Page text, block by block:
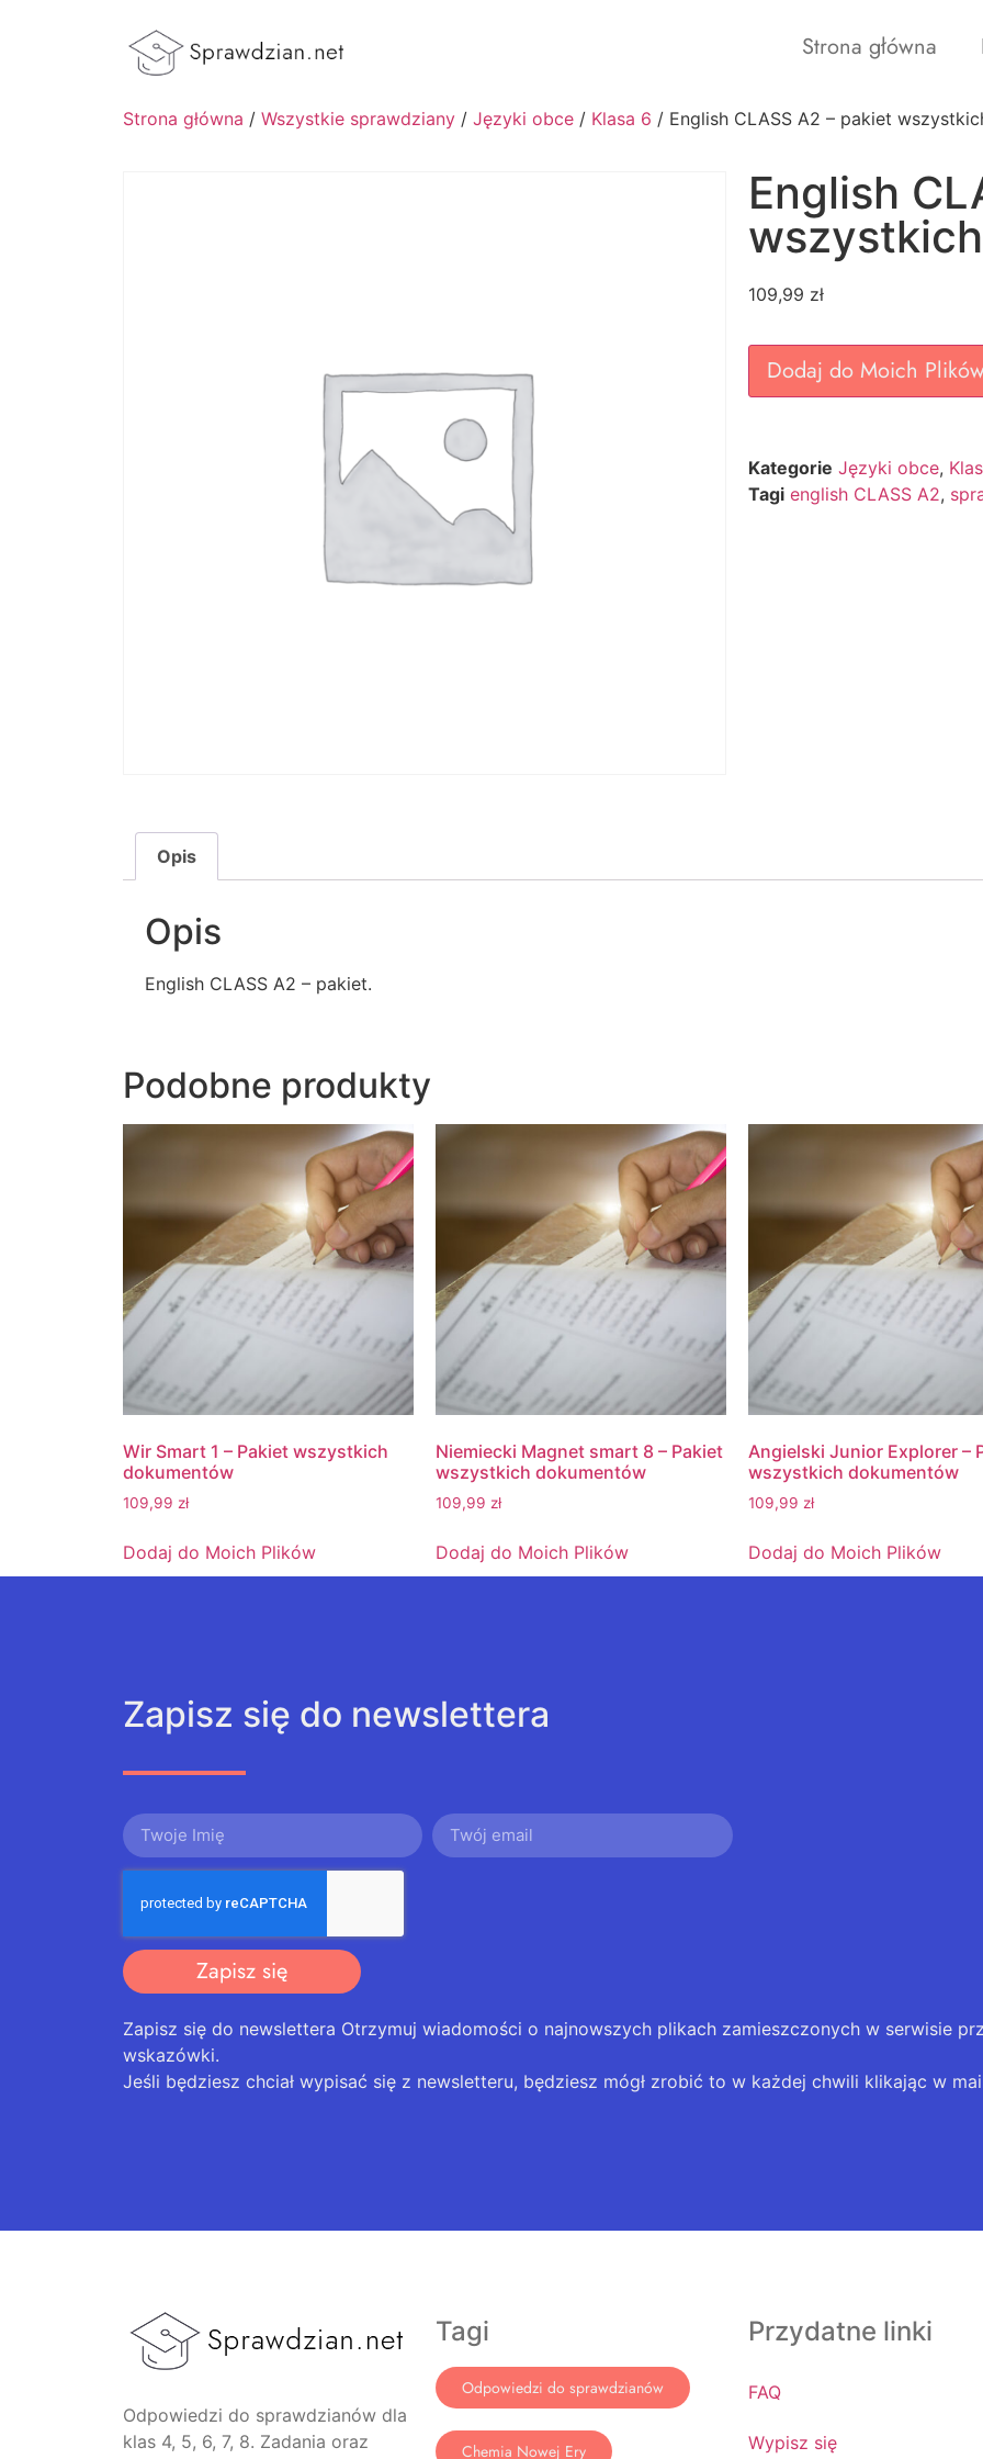
Strona główna
Strona główna / Wszystkie sprawdziany / Języki obce / Klasa 6 / English CLASS A2 – pakiet
English
109,99 zł
Dodaj do Moich
Kategorie Języki obce,
Tagi english CLASS A2,
Opis
Opis
English CLASS A2 – pakiet.
Podobne produkty
Wir Smart 1 – Pakiet wszystkich
dokumentów
109,99 zł
Dodaj do Moich Plików
Niemiecki Magnet smart 8 – Pakiet
wszystkich dokumentów
109,99 zł
Dodaj do Moich Plików
Angielski Junior Explorer –
wszystkich dokumentów
109,99 zł
Dodaj do Moich Plików
Zapisz się do newslettera
Zapisz się
Zapisz się do newslettera Otrzymuj wiadomości o najnowszych plikach zamieszczonych w serwisie
wskazówki.
Jeśli będziesz chciał wypisać się z newsletteru, będziesz mógł zrobić to w każdej chwili klikając w
Odpowiedzi do sprawdzianów dla
klas 4, 5, 6, 7, 8. Zadania oraz
Tagi
Odpowiedzi do sprawdzianów
Chemia Nowej Ery
Przydatne linki
FAQ
Wypisz się